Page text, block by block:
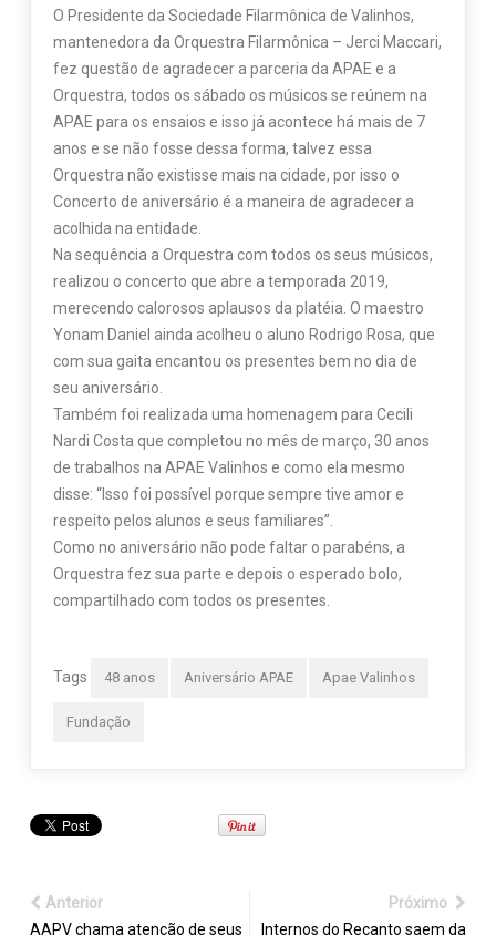
O Presidente da Sociedade Filarmônica de Valinhos,
mantenedora da Orquestra Filarmônica – Jerci Maccari,
fez questão de agradecer a parceria da APAE e a
Orquestra, todos os sábado os músicos se reúnem na
APAE para os ensaios e isso já acontece há mais de 7
anos e se não fosse dessa forma, talvez essa
Orquestra não existisse mais na cidade, por isso o
Concerto de aniversário é a maneira de agradecer a
acolhida na entidade.
Na sequência a Orquestra com todos os seus músicos,
realizou o concerto que abre a temporada 2019,
merecendo calorosos aplausos da platéia. O maestro
Yonam Daniel ainda acolheu o aluno Rodrigo Rosa, que
com sua gaita encantou os presentes bem no dia de
seu aniversário.
Também foi realizada uma homenagem para Cecili
Nardi Costa que completou no mês de março, 30 anos
de trabalhos na APAE Valinhos e como ela mesmo
disse: “Isso foi possível porque sempre tive amor e
respeito pelos alunos e seus familiares”.
Como no aniversário não pode faltar o parabéns, a
Orquestra fez sua parte e depois o esperado bolo,
compartilhado com todos os presentes.
Tags 48 anos Aniversário APAE Apae Valinhos
Fundação
Anterior
AAPV chama atenção de seus
Próximo
Internos do Recanto saem da